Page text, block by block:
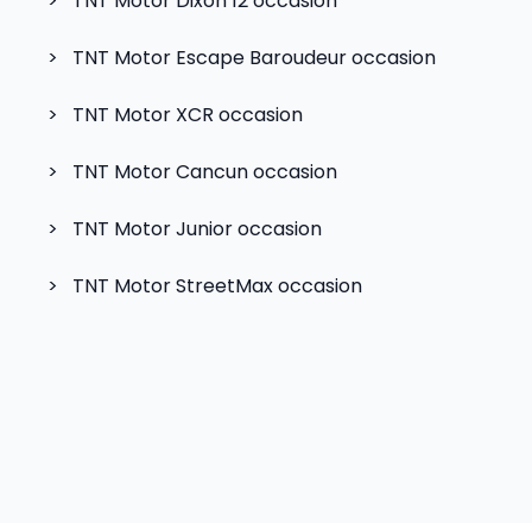
> TNT Motor Escape Baroudeuroccasion
> TNT Motor XCR occasion
> TNT Motor Cancunoccasion
> TNT Motor Junioroccasion
> TNT Motor StreetMaxoccasion